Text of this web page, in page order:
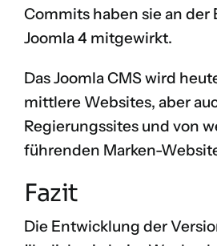
Commits haben sie an der
Joomla 4 mitgewirkt.
Das Joomla CMS wird
mittlere Websites, aber
Regierungssites und von
führenden Marken-
Fazit
Die Entwicklung der